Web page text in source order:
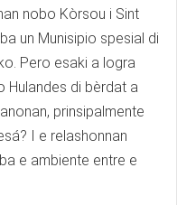
nobo Kòrsou i Sint
un Munisipio spesial di
Pero esaki a logra
Hulandes di bèrdat a
prinsipalmente
I e relashonnan
e ambiente entre e